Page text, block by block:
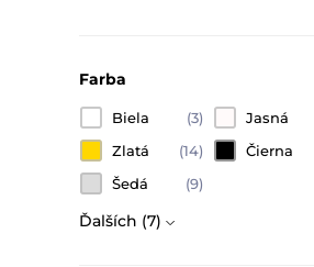
Farba
Biela (3) Jasná
Zlatá
(14) Čierna
Šedá
(9)
Ďalších (7)